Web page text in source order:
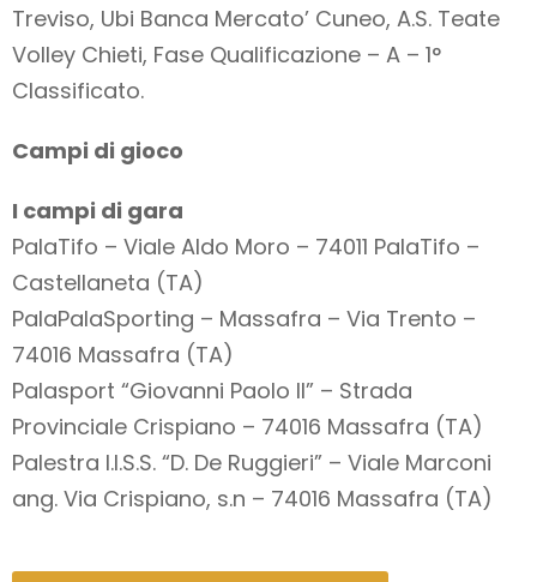
Treviso, Ubi Banca Mercato’ Cuneo, A.S. Teate
Volley Chieti, Fase Qualificazione – A – 1°
Classificato.
Campi di gioco
I campi di gara
PalaTifo – Viale Aldo Moro – 74011 PalaTifo –
Castellaneta (TA)
PalaPalaSporting – Massafra – Via Trento –
74016 Massafra (TA)
Palasport “Giovanni Paolo II” – Strada
Provinciale Crispiano – 74016 Massafra (TA)
Palestra I.I.S.S. “D. De Ruggieri” – Viale Marconi
ang. Via Crispiano, s.n – 74016 Massafra (TA)